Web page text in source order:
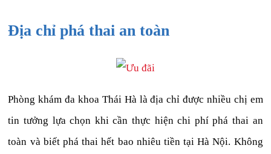
Địa chỉ phá thai an toàn
Phòng khám đa khoa Thái Hà là địa chỉ được nhiều chị em
tin tưởng lựa chọn khi cần thực hiện chi phí phá thai an
toàn và biết phá thai hết bao nhiêu tiền tại Hà Nội. Không